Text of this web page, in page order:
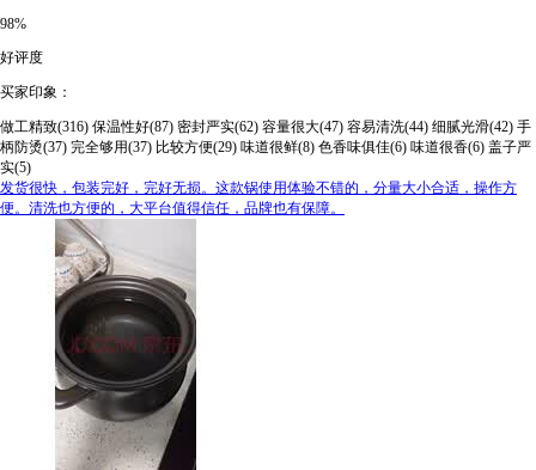
98%
好评度
买家印象：
做工精致(316) 保温性好(87) 密封严实(62) 容量很大(47) 容易清洗(44) 细腻光滑(42) 手
柄防烫(37) 完全够用(37) 比较方便(29) 味道很鲜(8) 色香味俱佳(6) 味道很香(6) 盖子严
实(5)
发货很快，包装完好，完好无损。这款锅使用体验不错的，分量大小合适，操作方
便。清洗也方便的，大平台值得信任，品牌也有保障。